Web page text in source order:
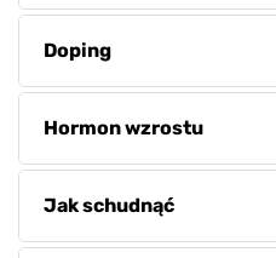
Doping
Hormon wzrostu
Jak schudnąć